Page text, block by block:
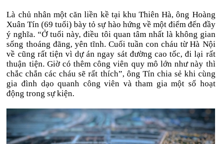
Là chủ nhân một căn liền kề tại khu Thiên Hà, ông Hoàng
Xuân Tín (69 tuổi) bày tỏ sự hào hứng về một điểm đến đầy
ý nghĩa. “Ở tuổi này, điều tôi quan tâm nhất là không gian
sống thoáng đãng, yên tĩnh. Cuối tuần con cháu từ Hà Nội
về cũng rất tiện vì dự án ngay sát đường cao tốc, đi lại rất
thuận tiện. Giờ có thêm công viên quy mô lớn như này thì
chắc chắn các cháu sẽ rất thích”, ông Tín chia sẻ khi cùng
gia đình dạo quanh công viên và tham gia một số hoạt
động trong sự kiện.